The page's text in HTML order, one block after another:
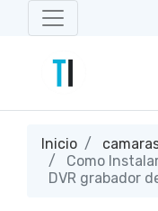
Inicio
Como
DVR grabador